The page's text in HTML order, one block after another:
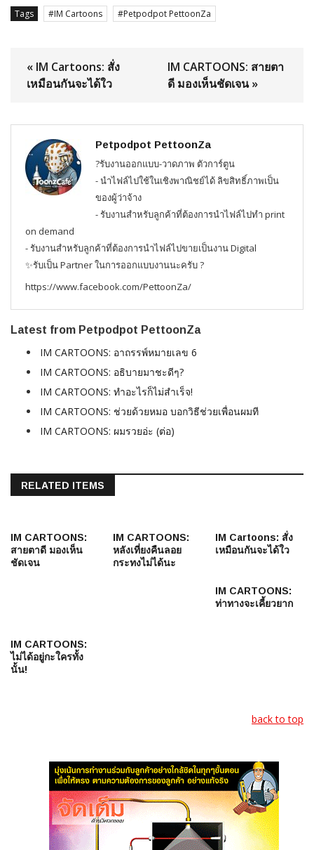
Tags IM Cartoons Petpodpot PettoonZa
« IM Cartoons: สั่ง
เหมือนกันจะได้ใว
IM CARTOONS: สายตา
ดี มองเห็นชัดเจน »
Petpodpot PettoonZa
?รับงานออกแบบ-วาดภาพ ตัวการ์ตูน
- นำไฟล์ไปใช้ในเชิงพาณิชย์ได้ ลิขสิทธิ์ภาพเป็น
ของผู้ว่าจ้าง
- รับงานสำหรับลูกค้าที่ต้องการนำไฟล์ไปทำ print
on demand
- รับงานสำหรับลูกค้าที่ต้องการนำไฟล์ไปขายเป็นงาน Digital
✨รับเป็น Partner ในการออกแบบงานนะครับ ?
https://www.facebook.com/PettoonZa/
Latest from Petpodpot PettoonZa
IM CARTOONS: อาถรรพ์หมายเลข 6
IM CARTOONS: อธิบายมาชะดีๆ?
IM CARTOONS: ทำอะไรก็ไม่สำเร็จ!
IM CARTOONS: ช่วยด้วยหมอ บอกวิธีช่วยเพื่อนผมที
IM CARTOONS: ผมรวยอ่ะ (ต่อ)
RELATED ITEMS
IM CARTOONS:
สายตาดี มองเห็น
ชัดเจน
IM CARTOONS:
หลังเที่ยงคืนลอย
กระทงไม่ได้นะ
IM Cartoons: สั่ง
เหมือนกันจะได้ใว
IM CARTOONS:
ท่าทางจะเคี้ยวยาก
IM CARTOONS:
ไม่ได้อยู่กะใครทั้ง
นั้น!
back to top